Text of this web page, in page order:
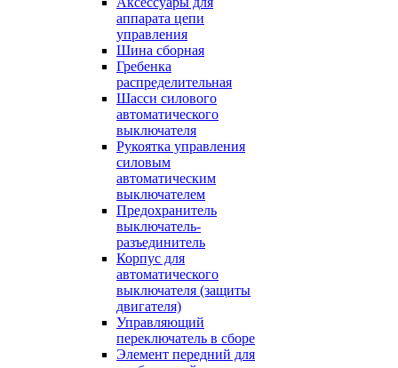
аппарата цепи
управления
Шина сборная
Гребенка
распределительная
Шасси силового
автоматического
выключателя
Рукоятка управления
силовым
автоматическим
выключателем
Предохранитель
выключатель-
разъединитель
Корпус для
автоматического
выключателя (защиты
двигателя)
Управляющий
переключатель в сборе
Элемент передний для